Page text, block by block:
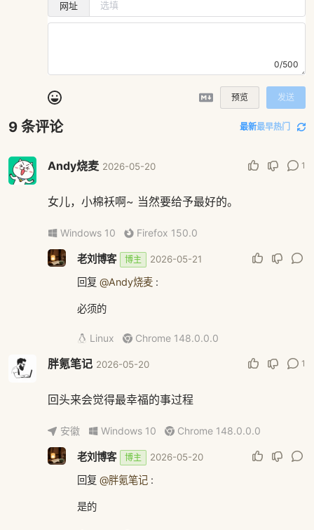
网址
0/500
预览 发送
9 条评论 最新最早热门
Andy烧麦 2026-05-20 1
女儿，小棉袄啊~ 当然要给予最好的。
Windows 10 Firefox 150.0
老刘博客 博主 2026-05-21
回复 @Andy烧麦:
必须的
Linux Chrome 148.0.0.0
胖氪笔记 2026-05-20 1
回头来会觉得最幸福的事过程
安徽 Windows 10 Chrome 148.0.0.0
老刘博客 博主 2026-05-20
回复 @胖氪笔记:
是的